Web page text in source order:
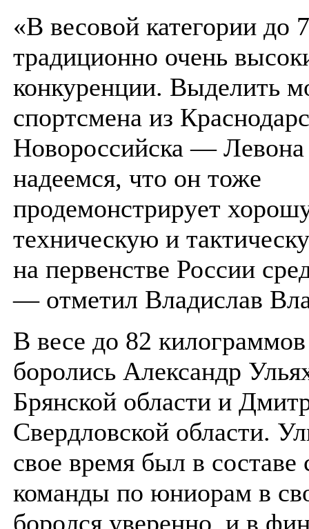
«В весовой категории до
традиционно очень
конкуренции. Выделить
спортсмена из
Новороссийска —
надеемся, что он тоже
продемонстрирует
техническую и
на первенстве России
— отметил Владислав
В весе до 82
боролись Александр
Брянской области и
Свердловской области.
свое время был в составе
команды по юниорам в
боролся уверенно, и в